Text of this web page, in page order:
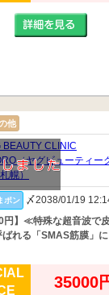
他
ポン
〆2038/01/19
円】≪特殊な超音波で
ばれる「SMAS筋膜」
35000